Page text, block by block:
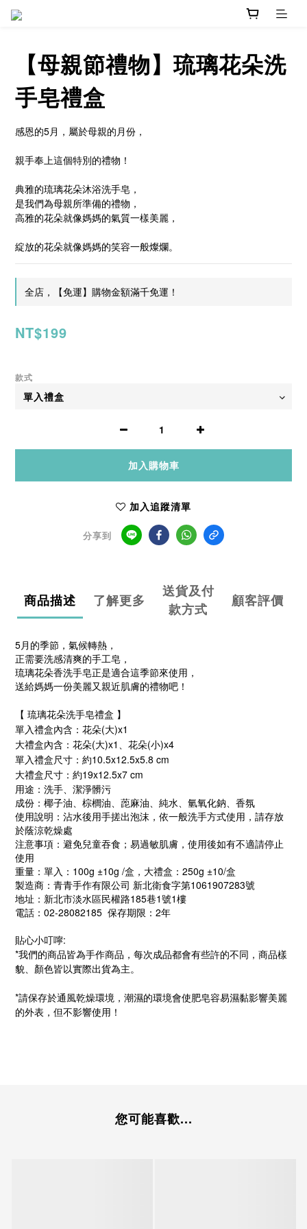
【母親節禮物】琉璃花朵洗
手皂禮盒
感恩的5月，屬於母親的月份，
親手奉上這個特別的禮物！
典雅的琉璃花朵沐浴洗手皂，
是我們為母親所準備的禮物，
高雅的花朵就像媽媽的氣質一樣美麗，
綻放的花朵就像媽媽的笑容一般燦爛。
全店，【免運】購物金額滿千免運！
NT$199
款式
加入購物車
加入追蹤清單
分享到
商品描述 了解更多
送貨及付
款方式
顧客評價
5月的季節，氣候轉熱，
正需要洗感清爽的手工皂，
琉璃花朵香洗手皂正是適合這季節來使用，
送給媽媽一份美麗又親近肌膚的禮物吧！
【 琉璃花朵洗手皂禮盒 】
單入禮盒內含：花朵(大)x1
大禮盒內含：花朵(大)x1、花朵(小)x4
單入禮盒尺寸：約10.5x12.5x5.8 cm
大禮盒尺寸：約19x12.5x7 cm
用途：洗手、潔淨髒污
成份：椰子油、棕櫚油、萞麻油、純水、氫氧化鈉、香氛
使用說明：沾水後用手搓出泡沫，依一般洗手方式使用，請存放
於蔭涼乾燥處
注意事項：避免兒童吞食；易過敏肌膚，使用後如有不適請停止
使用
重量：單入：100g ±10g /盒，大禮盒：250g ±10/盒
製造商：青青手作有限公司 新北衛食字第1061907283號
地址：新北市淡水區民權路185巷1號1樓
電話：02-28082185 保存期限：2年
貼心小叮嚀:
*我們的商品皆為手作商品，每次成品都會有些許的不同，商品樣
貌、顏色皆以實際出貨為主。
*請保存於通風乾燥環境，潮濕的環境會使肥皂容易濕黏影響美麗
的外表，但不影響使用！
您可能喜歡...